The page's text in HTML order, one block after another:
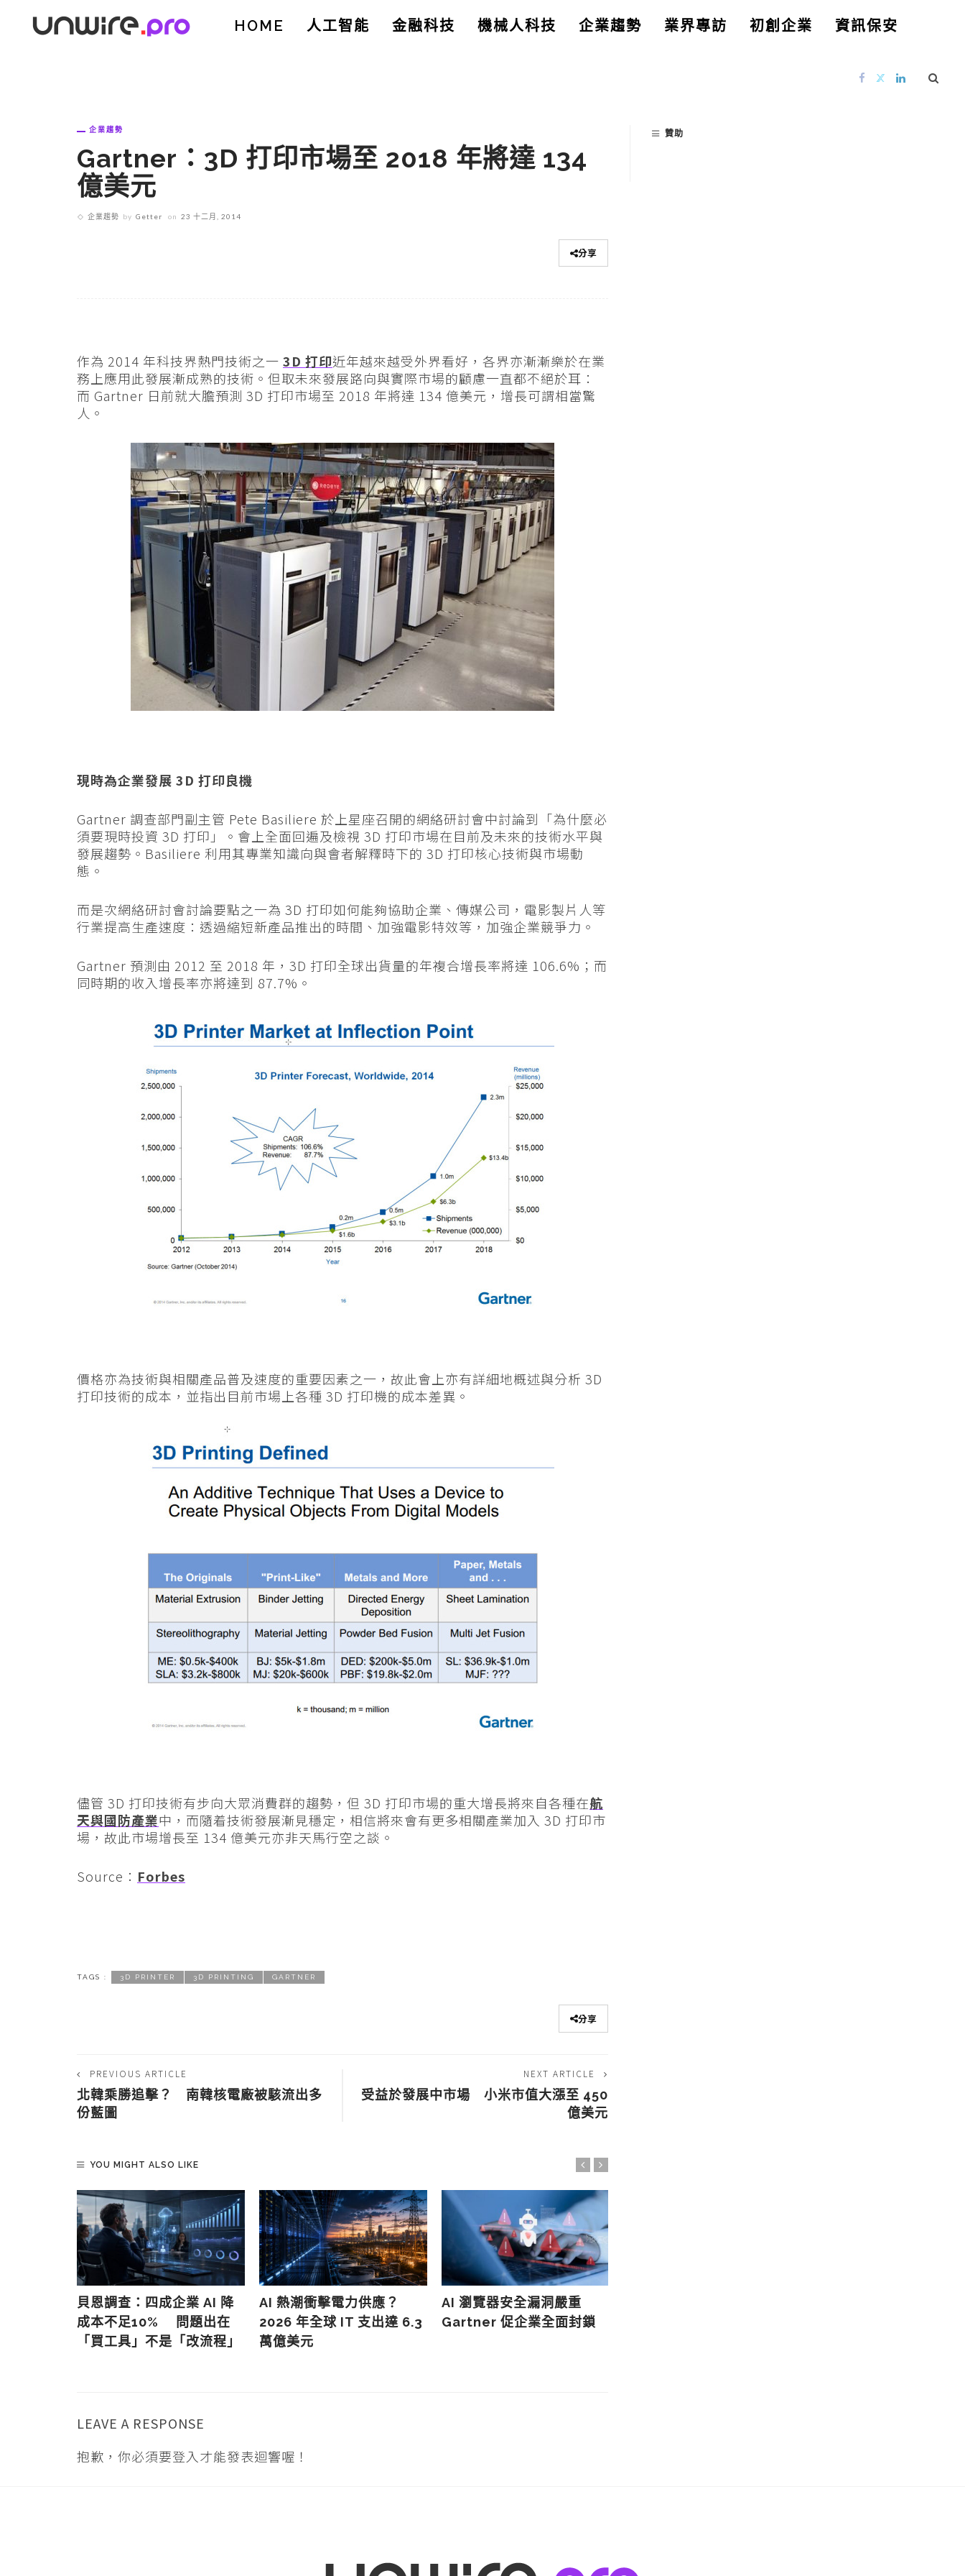
HOME 人工智能 金融科技 機械人科技 企業趨勢 業界專訪 初創企業 資訊保安
企業趨勢
Gartner：3D 打印市場至 2018 年將達 134
億美元
企業趨勢 by Getter on 23 十二月, 2014
分享
作為 2014 年科技界熱門技術之一 3D 打印近年越來越受外界看好，各界亦漸漸樂於在業
務上應用此發展漸成熟的技術。但取未來發展路向與實際市場的顧慮一直都不絕於耳：
而 Gartner 日前就大膽預測 3D 打印市場至 2018 年將達 134 億美元，增長可謂相當驚
人。
現時為企業發展 3D 打印良機
Gartner 調查部門副主管 Pete Basiliere 於上星座召開的網絡研討會中討論到「為什麼必
須要現時投資 3D 打印」。會上全面回遍及檢視 3D 打印市場在目前及未來的技術水平與
發展趨勢。Basiliere 利用其專業知識向與會者解釋時下的 3D 打印核心技術與市場動
態。
而是次網絡研討會討論要點之一為 3D 打印如何能夠協助企業、傳媒公司，電影製片人等
行業提高生產速度：透過縮短新產品推出的時間、加強電影特效等，加強企業競爭力。
Gartner 預測由 2012 至 2018 年，3D 打印全球出貨量的年複合增長率將達 106.6%；而
同時期的收入增長率亦將達到 87.7%。
價格亦為技術與相關產品普及速度的重要因素之一，故此會上亦有詳細地概述與分析 3D
打印技術的成本，並指出目前市場上各種 3D 打印機的成本差異。
儘管 3D 打印技術有步向大眾消費群的趨勢，但 3D 打印市場的重大增長將來自各種在航
天與國防產業中，而隨着技術發展漸見穩定，相信將來會有更多相關產業加入 3D 打印市
場，故此市場增長至 134 億美元亦非天馬行空之談。
Source： Forbes
TAGS : 3D PRINTER 3D PRINTING GARTNER
分享
PREVIOUS ARTICLE
北韓乘勝追擊？ 南韓核電廠被駭流出多
份藍圖
NEXT ARTICLE
受益於發展中市場 小米市值大漲至 450
億美元
YOU MIGHT ALSO LIKE
貝恩調查：四成企業 AI 降
成本不足10% 問題出在
「買工具」不是「改流程」
AI 熱潮衝擊電力供應？
2026 年全球 IT 支出達 6.3
萬億美元
AI 瀏覽器安全漏洞嚴重
Gartner 促企業全面封鎖
LEAVE A RESPONSE
抱歉，你必須要登入才能發表迴響喔！
贊助